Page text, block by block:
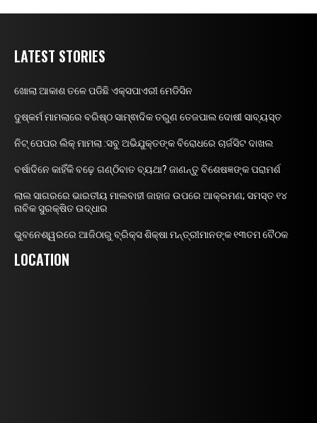
LATEST STORIES
ଖୋଲା ଆକାଶ ତଳେ ପଡିଛି ଏକ୍ସପାଏରୀ ମେଡିସିନ
ଦୁଷ୍କର୍ମ ମାମଲାରେ ବରିଷ୍ଠ ସାମ୍ଵାଦିକ ତରୁଣ ତେଜପାଲ ଦୋଷୀ ସାବ୍ୟସ୍ତ
ନିଟ୍ ପେପର ଲିକ୍ ମାମଲା :ସବୁ ଅଭିଯୁକ୍ତଙ୍କ ବିରୋଧରେ ଚାର୍ଜସିଟ ଦାଖଲ
ବର୍ଷାଦିନେ କାହିଁକି ବଢ଼େ ଗଣ୍ଠିବାତ ବ୍ୟଥା? ଜାଣନ୍ତୁ ବିଶେଷଜ୍ଞଙ୍କ ପରାମର୍ଶ
ଲାଲ ସାଗରରେ ଭାରତୀୟ ମାଲବାହୀ ଜାହାଜ ଉପରେ ଆକ୍ରମଣ; ସମସ୍ତ ୧୪
ନାବିକ ସୁରକ୍ଷିତ ଉଦ୍ଧାର
ଭୁବନେଶ୍ୱରରେ ଆଜିଠାରୁ ବ୍ରିକ୍ସ ଶିକ୍ଷା ମନ୍ତ୍ରୀମାନଙ୍କ ୧୩ତମ ବୈଠକ
LOCATION